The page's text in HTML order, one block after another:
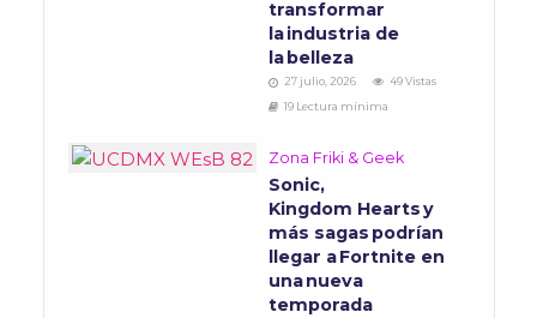
transformar
la industria de
la belleza
27 julio, 2026
49 Vistas
19 Lectura mínima
Zona Friki & Geek
Sonic,
Kingdom Hearts y
más sagas podrían
llegar a Fortnite en
una nueva
temporada